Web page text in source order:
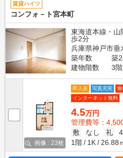
賃貸ハイツ
コンフォ－ト宮本町
東海道本線・山
歩2分
兵庫県神戸市垂
築年数
築
建物階数
3
画像 : 23枚
即入居 写真充実
無
インターネット無料
4.5万円
管理費等：
敷
なし 礼
1階
1K 26.88